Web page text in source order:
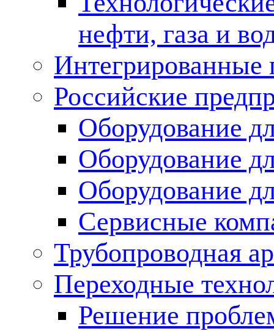
нефти, газа и
Российские
Оборудование
Оборудование
Оборудование
Сервисные
Трубопроводная
Переходные
Решение